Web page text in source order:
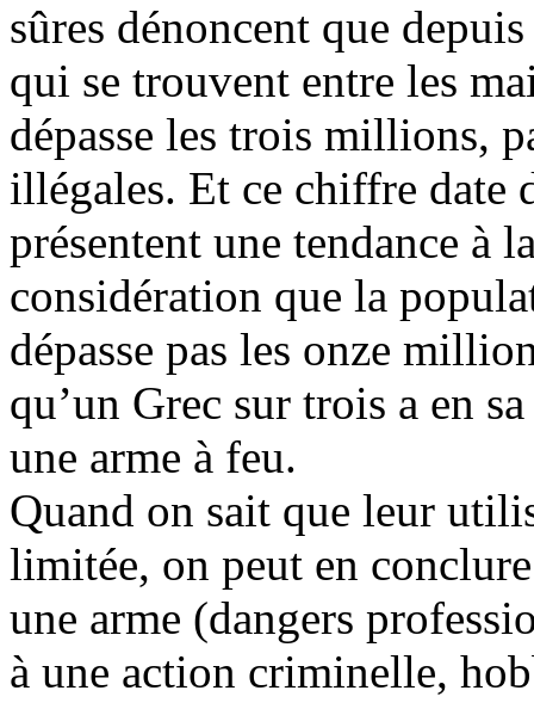
sûres dénoncent que
qui se trouvent entre les
dépasse les trois millions,
illégales. Et ce chiffre date
présentent une tendance à
considération que la
dépasse pas les onze
qu’un Grec sur trois a en
une arme à feu.
Quand on sait que leur
limitée, on peut en
une arme (dangers
à une action criminelle,